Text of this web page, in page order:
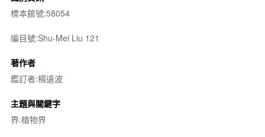
標本館號:58054
編目號:Shu-Mei Liu 121
著作者
鑑訂者:楊遠波
主題與關鍵字
界:植物界